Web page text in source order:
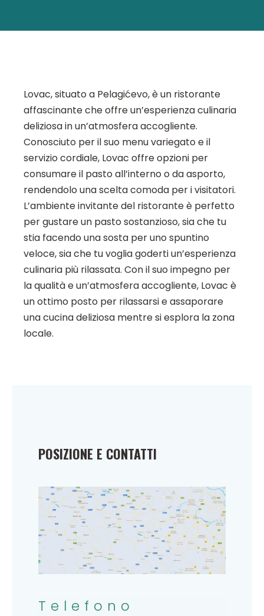
Lovac, situato a Pelagićevo, è un ristorante
affascinante che offre un’esperienza culinaria
deliziosa in un’atmosfera accogliente.
Conosciuto per il suo menu variegato e il
servizio cordiale, Lovac offre opzioni per
consumare il pasto all’interno o da asporto,
rendendolo una scelta comoda per i visitatori.
L’ambiente invitante del ristorante è perfetto
per gustare un pasto sostanzioso, sia che tu
stia facendo una sosta per uno spuntino
veloce, sia che tu voglia goderti un’esperienza
culinaria più rilassata. Con il suo impegno per
la qualità e un’atmosfera accogliente, Lovac è
un ottimo posto per rilassarsi e assaporare
una cucina deliziosa mentre si esplora la zona
locale.
POSIZIONE E CONTATTI
Telefono